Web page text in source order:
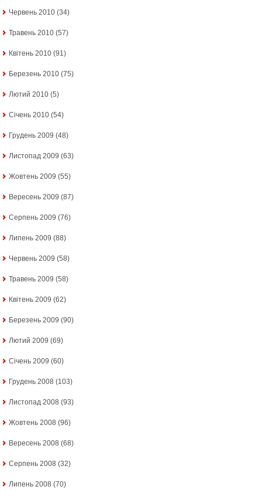
Червень 2010 (34)
Травень 2010 (57)
Квітень 2010 (91)
Березень 2010 (75)
Лютий 2010 (5)
Січень 2010 (54)
Грудень 2009 (48)
Листопад 2009 (63)
Жовтень 2009 (55)
Вересень 2009 (87)
Серпень 2009 (76)
Липень 2009 (88)
Червень 2009 (58)
Травень 2009 (58)
Квітень 2009 (62)
Березень 2009 (90)
Лютий 2009 (69)
Січень 2009 (60)
Грудень 2008 (103)
Листопад 2008 (93)
Жовтень 2008 (96)
Вересень 2008 (68)
Серпень 2008 (32)
Липень 2008 (70)